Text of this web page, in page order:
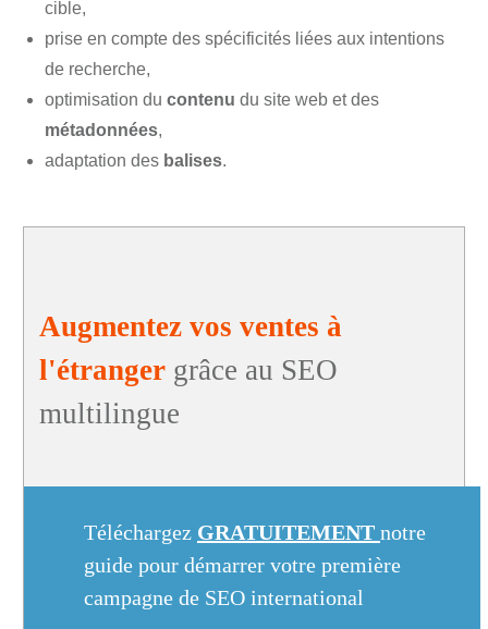
cible,
prise en compte des spécificités liées aux intentions
de recherche,
optimisation du contenu du site web et des
métadonnées,
adaptation des balises.
Augmentez vos ventes à
l'étranger grâce au SEO
multilingue
Téléchargez GRATUITEMENT notre
guide pour démarrer votre première
campagne de SEO international